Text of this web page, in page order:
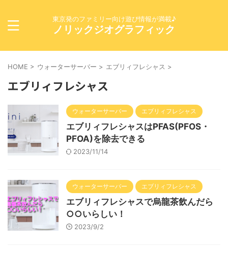
東京発のファミリー向け遊び情報が満載♪
ノリックジオグラフィック
HOME > ウォーターサーバー > エブリィフレシャス >
エブリィフレシャス
ウォーターサーバー エブリィフレシャス
エブリィフレシャスはPFAS(PFOS・
PFOA)を除去できる
2023/11/14
ウォーターサーバー エブリィフレシャス
エブリィフレシャスで烏龍茶飲んだら
○○いらしい！
2023/9/2